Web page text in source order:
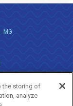
MG
the storing of
analyze